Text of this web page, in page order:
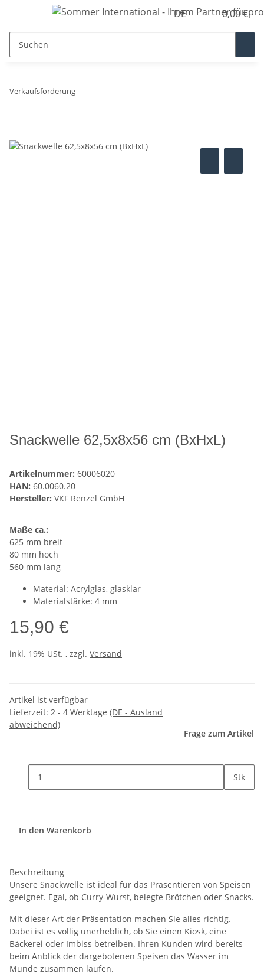
DE 0,00 €
Verkaufsförderung
Snackwelle 62,5x8x56 cm (BxHxL)
Artikelnummer: 60006020
HAN: 60.0060.20
Hersteller: VKF Renzel GmbH
Maße ca.:
625 mm breit
80 mm hoch
560 mm lang
Material: Acrylglas, glasklar
Materialstärke: 4 mm
15,90 €
inkl. 19% USt. , zzgl. Versand
Artikel ist verfügbar
Lieferzeit: 2 - 4 Werktage (DE - Ausland
abweichend)
Frage zum Artikel
Stk
In den Warenkorb
Beschreibung
Unsere Snackwelle ist ideal für das Präsentieren von Speisen
geeignet. Egal, ob Curry-Wurst, belegte Brötchen oder Snacks.
Mit dieser Art der Präsentation machen Sie alles richtig.
Dabei ist es völlig unerheblich, ob Sie einen Kiosk, eine
Bäckerei oder Imbiss betreiben. Ihren Kunden wird bereits
beim Anblick der dargebotenen Speisen das Wasser im
Munde zusammen laufen.